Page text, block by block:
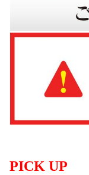
PICK UP